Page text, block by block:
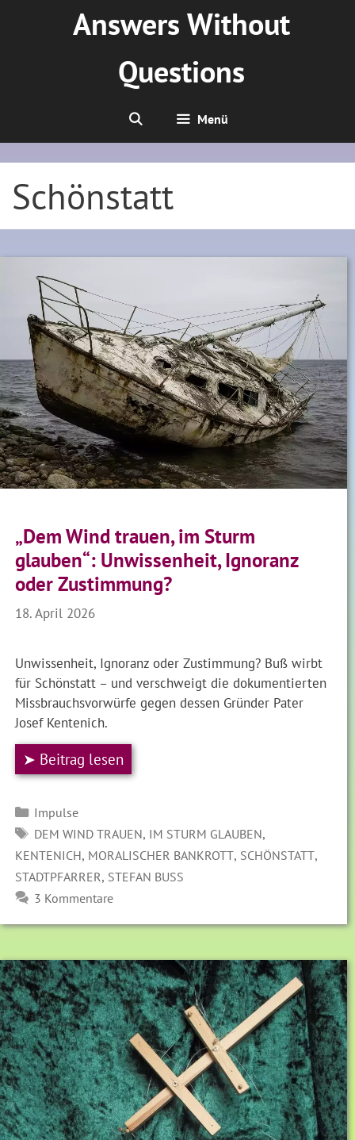
Answers Without
Questions
Menü
Schönstatt
„Dem Wind trauen, im Sturm
glauben“: Unwissenheit, Ignoranz
oder Zustimmung?
18. April 2026
Unwissenheit, Ignoranz oder Zustimmung? Buß wirbt
für Schönstatt – und verschweigt die dokumentierten
Missbrauchsvorwürfe gegen dessen Gründer Pater
Josef Kentenich.
➤ Beitrag lesen
Kategorien
Impulse
SCHLAGWÖRTER
DEM WIND TRAUEN, IM STURM GLAUBEN,
KENTENICH, MORALISCHER BANKROTT, SCHÖNSTATT,
STADTPFARRER, STEFAN BUSS
3 Kommentare